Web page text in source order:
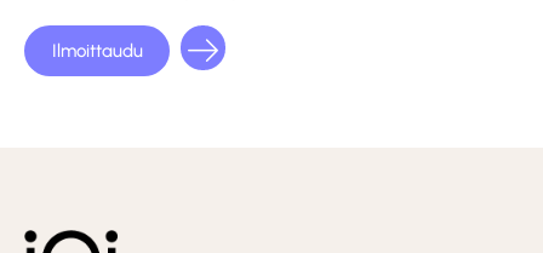
Ilmoittaudu